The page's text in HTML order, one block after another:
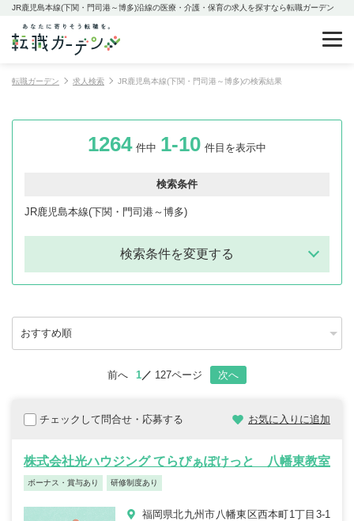
JR鹿児島本線(下関・門司港～博多)沿線の医療・介護・保育の求人を探すなら転職ガーデン
転職ガーデン 求人検索 JR鹿児島本線(下関・門司港～博多)の検索結果
1264 件中 1-10 件目を表示中
検索条件
JR鹿児島本線(下関・門司港～博多)
検索条件を変更する
前へ 1 127ページ 次へ
チェックして問合せ・応募する お気に入りに追加
株式会社光ハウジング てらぴぁぽけっと 八幡東教室
ボーナス・賞与あり 研修制度あり
福岡県北九州市八幡東区西本町1丁目3-1